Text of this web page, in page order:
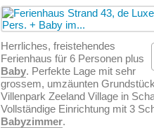
Herrliches, freistehendes
Ferienhaus für 6 Personen plus
Baby. Perfekte Lage mit sehr
grossem, umzäunten
Villenpark Zeeland Village in
Vollständige Einrichtung mit 3
Babyzimmer.